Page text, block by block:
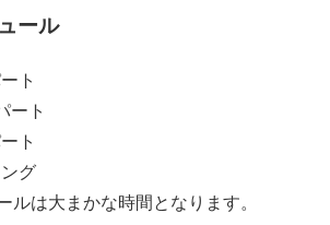
ール
ト
ート
ト
ング
ルは大まかな時間となります。